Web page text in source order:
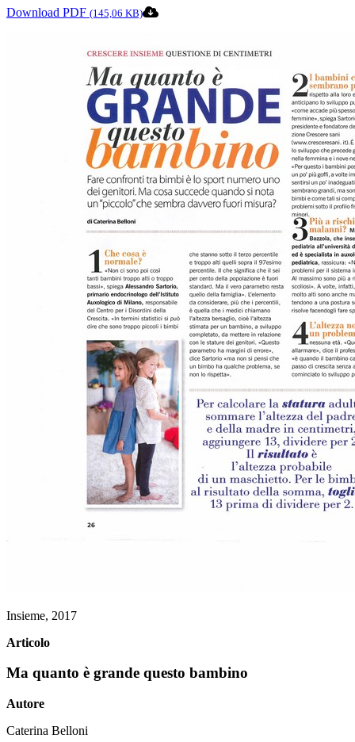
Download PDF (145,06 KB)
Insieme, 2017
Articolo
Ma quanto è grande questo bambino
Autore
Caterina Belloni